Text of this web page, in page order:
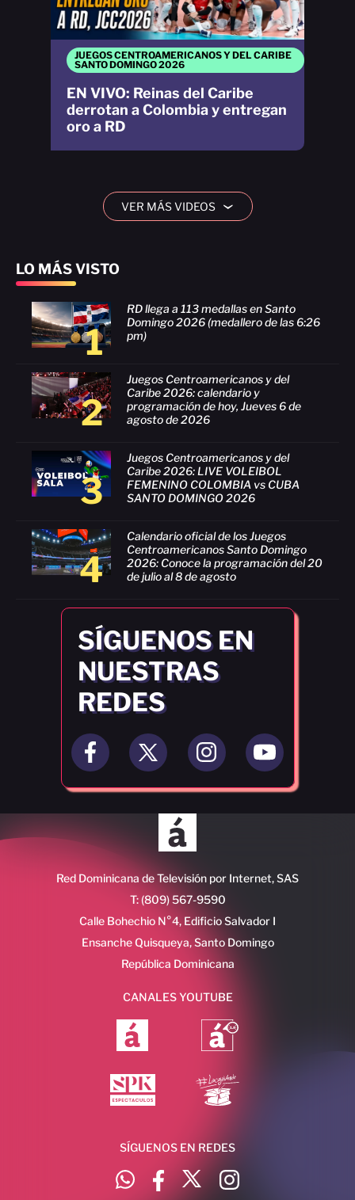
LO MÁS VISTO
1
RD llega a 113 medallas en Santo
Domingo 2026 (medallero de las 6:26
pm)
2
Juegos Centroamericanos y del
Caribe 2026: calendario y
programación de hoy, Jueves 6 de
agosto de 2026
3
Juegos Centroamericanos y del
Caribe 2026: LIVE VOLEIBOL
FEMENINO COLOMBIA vs CUBA
SANTO DOMINGO 2026
4
Calendario oficial de los Juegos
Centroamericanos Santo Domingo
2026: Conoce la programación del 20
de julio al 8 de agosto
SÍGUENOS EN
NUESTRAS
REDES
JUEGOS CENTROAMERICANOS Y DEL CARIBE
SANTO DOMINGO 2026
EN VIVO: Reinas del Caribe
derrotan a Colombia y entregan
oro a RD
VER MÁS VIDEOS ›
Red Dominicana de Televisión por Internet, SAS
T: (809) 567-9590
Calle Bohechio N°4, Edificio Salvador I
Ensanche Quisqueya, Santo Domingo
República Dominicana
CANALES YOUTUBE
SÍGUENOS EN REDES